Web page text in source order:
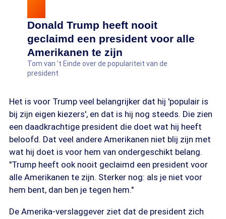
Donald Trump heeft nooit
geclaimd een president voor alle
Amerikanen te zijn
Tom van 't Einde over de populariteit van de
president
Het is voor Trump veel belangrijker dat hij 'populair is
bij zijn eigen kiezers', en dat is hij nog steeds. Die zien
een daadkrachtige president die doet wat hij heeft
beloofd. Dat veel andere Amerikanen niet blij zijn met
wat hij doet is voor hem van ondergeschikt belang.
"Trump heeft ook nooit geclaimd een president voor
alle Amerikanen te zijn. Sterker nog: als je niet voor
hem bent, dan ben je tegen hem."
De Amerika-verslaggever ziet dat de president zich